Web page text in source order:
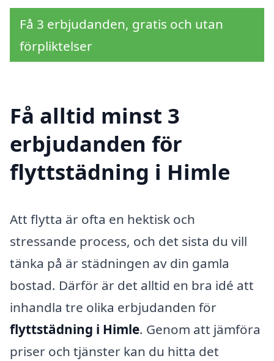
Få 3 erbjudanden, gratis och utan
förpliktelser
Få alltid minst 3
erbjudanden för
flyttstädning i Himle
Att flytta är ofta en hektisk och
stressande process, och det sista du vill
tänka på är städningen av din gamla
bostad. Därför är det alltid en bra idé att
inhandla tre olika erbjudanden för
flyttstädning i Himle. Genom att jämföra
priser och tjänster kan du hitta det